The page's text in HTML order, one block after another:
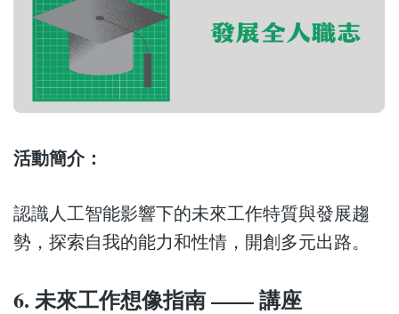
活動簡介：
認識人工智能影響下的未來工作特質與發展趨
勢，探索自我的能力和性情，開創多元出路。
6. 未來工作想像指南 —— 講座